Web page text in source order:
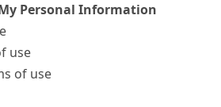
Personal Information
use
of use